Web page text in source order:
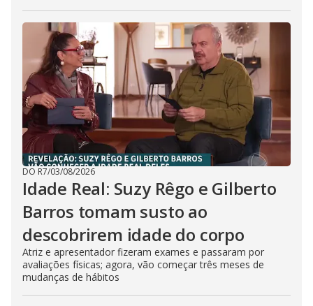
DO R7/03/08/2026
Idade Real: Suzy Rêgo e Gilberto
Barros tomam susto ao
descobrirem idade do corpo
Atriz e apresentador fizeram exames e passaram por
avaliações físicas; agora, vão começar três meses de
mudanças de hábitos